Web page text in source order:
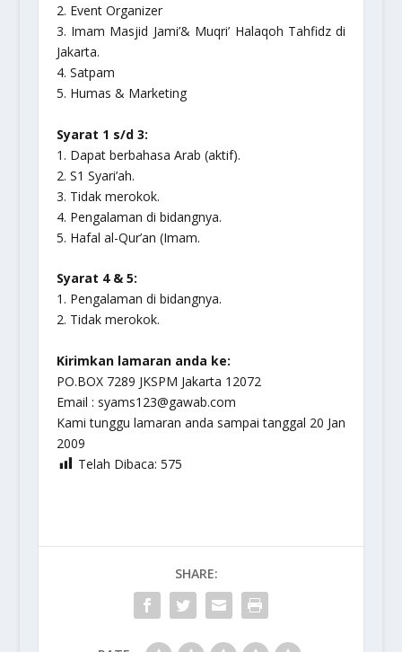
2. Event Organizer
3. Imam Masjid Jami’& Muqri’ Halaqoh Tahfidz di
Jakarta.
4. Satpam
5. Humas & Marketing
Syarat 1 s/d 3:
1. Dapat berbahasa Arab (aktif).
2. S1 Syari’ah.
3. Tidak merokok.
4. Pengalaman di bidangnya.
5. Hafal al-Qur’an (Imam.
Syarat 4 & 5:
1. Pengalaman di bidangnya.
2. Tidak merokok.
Kirimkan lamaran anda ke:
PO.BOX 7289 JKSPM Jakarta 12072
Email : syams123@gawab.com
Kami tunggu lamaran anda sampai tanggal 20 Jan
2009
Telah Dibaca: 575
SHARE: